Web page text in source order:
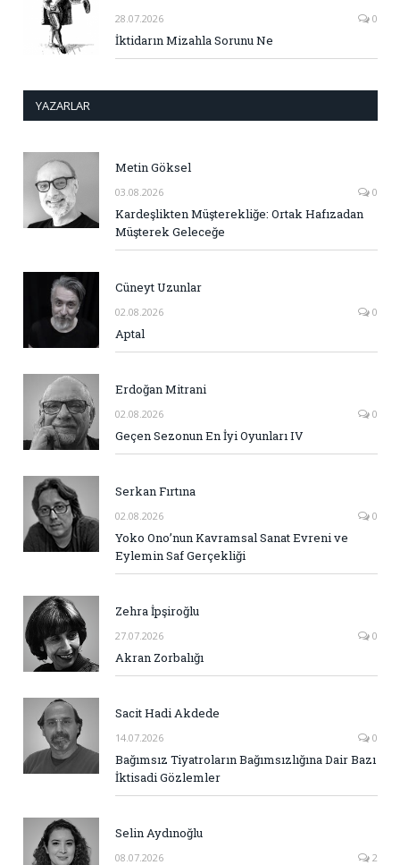
28.07.2026 0
İktidarın Mizahla Sorunu Ne
YAZARLAR
Metin Göksel
03.08.2026 0
Kardeşlikten Müşterekliğe: Ortak Hafızadan
Müşterek Geleceğe
Cüneyt Uzunlar
02.08.2026 0
Aptal
Erdoğan Mitrani
02.08.2026 0
Geçen Sezonun En İyi Oyunları IV
Serkan Fırtına
02.08.2026 0
Yoko Ono’nun Kavramsal Sanat Evreni ve
Eylemin Saf Gerçekliği
Zehra İpşiroğlu
27.07.2026 0
Akran Zorbalığı
Sacit Hadi Akdede
14.07.2026 0
Bağımsız Tiyatroların Bağımsızlığına Dair Bazı
İktisadi Gözlemler
Selin Aydınoğlu
08.07.2026 2